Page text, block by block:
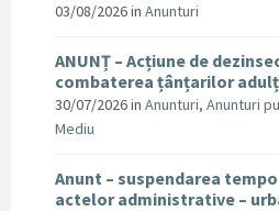
03/08/2026in Anunturi
ANUNȚ – Acțiune de
combaterea țânțarilor
30/07/2026in Anunturi, Anunturi
Mediu
Anunt – suspendarea
actelor administrative –